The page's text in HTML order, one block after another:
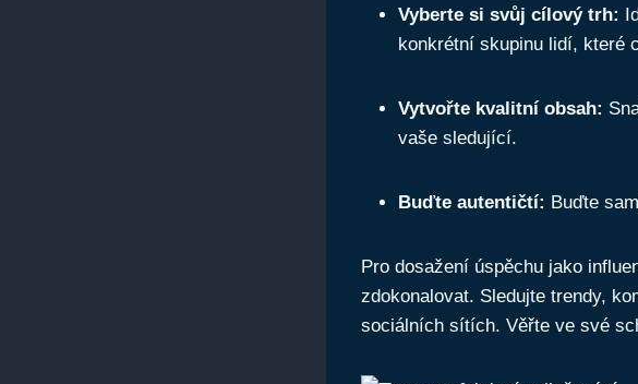
Vyberte si svůj cílový trh:
konkrétní skupinu lidí, které
Vytvořte kvalitní obsah:
vaše sledující.
Buďte autentičtí: Buďte
Pro dosažení úspěchu jako
zdokonalovat. Sledujte trendy,
sociálních sítích. Věřte ve své